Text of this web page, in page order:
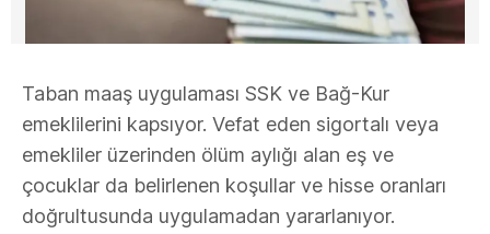
Taban maaş uygulaması SSK ve Bağ-Kur
emeklilerini kapsıyor. Vefat eden sigortalı veya
emekliler üzerinden ölüm aylığı alan eş ve
çocuklar da belirlenen koşullar ve hisse oranları
doğrultusunda uygulamadan yararlanıyor.